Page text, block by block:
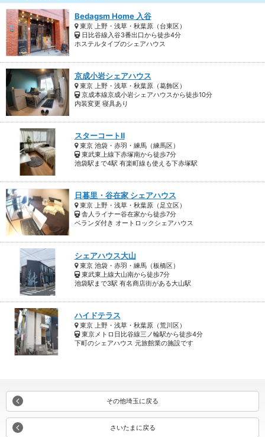
Bedagsm Home 入谷
東京 上野・浅草・秋葉原（台東区）
日比谷線入谷3番出口から徒歩4分
ホステルタイプのシェアハウス
京成小岩シェアハウス
東京 上野・浅草・秋葉原（葛飾区）
京成本線京成小岩シェアハウスから徒歩10分
内装変更 寝具あり
スターコートⅡ
東京 池袋・赤羽・練馬（練馬区）
東武東上線下赤塚南から徒歩7分
池袋駅まで4駅 有楽町線も使える下赤塚駅
日暮里・谷在家 シェアハウス
東京 上野・浅草・秋葉原（足立区）
舎人ライナー谷在家から徒歩7分
ベランダ付き オートロックシェアハウス
シェアハウス大山
東京 池袋・赤羽・練馬（板橋区）
東武東上線大山南から徒歩7分
池袋駅まで3駅 有名商店街がある大山駅
ハイドテラス
東京 上野・浅草・秋葉原（荒川区）
東京メトロ日比谷線三ノ輪駅から徒歩4分
下町のシェアハウス 元旅館業の施設です
その他埼玉に戻る
さいたまに戻る